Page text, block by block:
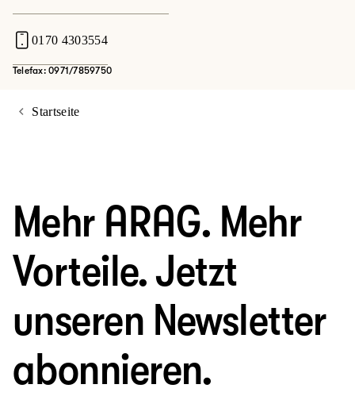
0170 4303554
Telefax: 0971/7859750
Startseite
Mehr ARAG. Mehr
Vorteile. Jetzt
unseren Newsletter
abonnieren.